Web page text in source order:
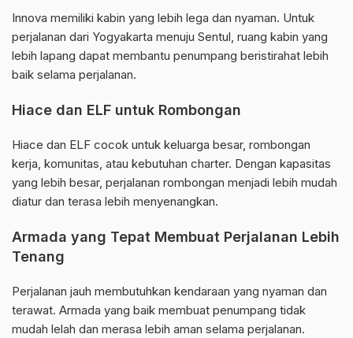
Innova memiliki kabin yang lebih lega dan nyaman. Untuk
perjalanan dari Yogyakarta menuju Sentul, ruang kabin yang
lebih lapang dapat membantu penumpang beristirahat lebih
baik selama perjalanan.
Hiace dan ELF untuk Rombongan
Hiace dan ELF cocok untuk keluarga besar, rombongan
kerja, komunitas, atau kebutuhan charter. Dengan kapasitas
yang lebih besar, perjalanan rombongan menjadi lebih mudah
diatur dan terasa lebih menyenangkan.
Armada yang Tepat Membuat Perjalanan Lebih
Tenang
Perjalanan jauh membutuhkan kendaraan yang nyaman dan
terawat. Armada yang baik membuat penumpang tidak
mudah lelah dan merasa lebih aman selama perjalanan.